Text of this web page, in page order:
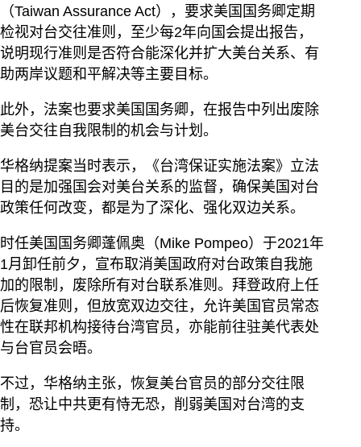
（Taiwan Assurance Act），要求美国国务卿定期
检视对台交往准则，至少每2年向国会提出报告，
说明现行准则是否符合能深化并扩大美台关系、有
助两岸议题和平解决等主要目标。
此外，法案也要求美国国务卿，在报告中列出废除
美台交往自我限制的机会与计划。
华格纳提案当时表示，《台湾保证实施法案》立法
目的是加强国会对美台关系的监督，确保美国对台
政策任何改变，都是为了深化、强化双边关系。
时任美国国务卿蓬佩奥（Mike Pompeo）于2021年
1月卸任前夕，宣布取消美国政府对台政策自我施
加的限制，废除所有对台联系准则。拜登政府上任
后恢复准则，但放宽双边交往，允许美国官员常态
性在联邦机构接待台湾官员，亦能前往驻美代表处
与台官员会晤。
不过，华格纳主张，恢复美台官员的部分交往限
制，恐让中共更有恃无恐，削弱美国对台湾的支
持。